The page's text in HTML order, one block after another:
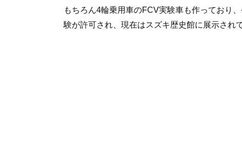
もちろん4輪乗用車のFCV実験車も作っており
験が許可され、現在はスズキ歴史館に展示され